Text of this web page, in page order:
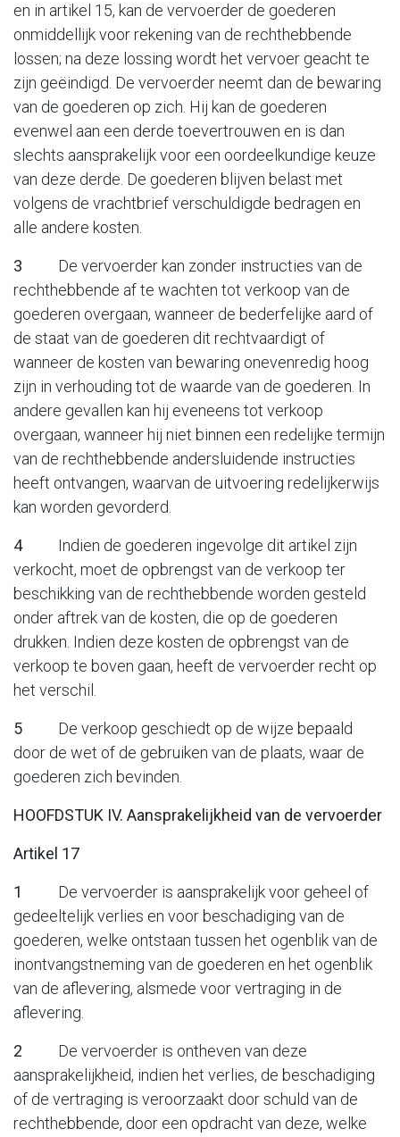
en in artikel 15, kan de vervoerder de goederen
onmiddellijk voor rekening van de rechthebbende
lossen; na deze lossing wordt het vervoer geacht te
zijn geëindigd. De vervoerder neemt dan de bewaring
van de goederen op zich. Hij kan de goederen
evenwel aan een derde toevertrouwen en is dan
slechts aansprakelijk voor een oordeelkundige keuze
van deze derde. De goederen blijven belast met
volgens de vrachtbrief verschuldigde bedragen en
alle andere kosten.
3
De vervoerder kan zonder instructies van de
rechthebbende af te wachten tot verkoop van de
goederen overgaan, wanneer de bederfelijke aard of
de staat van de goederen dit rechtvaardigt of
wanneer de kosten van bewaring onevenredig hoog
zijn in verhouding tot de waarde van de goederen. In
andere gevallen kan hij eveneens tot verkoop
overgaan, wanneer hij niet binnen een redelijke termijn
van de rechthebbende andersluidende instructies
heeft ontvangen, waarvan de uitvoering redelijkerwijs
kan worden gevorderd.
4
Indien de goederen ingevolge dit artikel zijn
verkocht, moet de opbrengst van de verkoop ter
beschikking van de rechthebbende worden gesteld
onder aftrek van de kosten, die op de goederen
drukken. Indien deze kosten de opbrengst van de
verkoop te boven gaan, heeft de vervoerder recht op
het verschil.
5
De verkoop geschiedt op de wijze bepaald
door de wet of de gebruiken van de plaats, waar de
goederen zich bevinden.
HOOFDSTUK IV. Aansprakelijkheid van de vervoerder
Artikel 17
1
De vervoerder is aansprakelijk voor geheel of
gedeeltelijk verlies en voor beschadiging van de
goederen, welke ontstaan tussen het ogenblik van de
inontvangstneming van de goederen en het ogenblik
van de aflevering, alsmede voor vertraging in de
aflevering.
2
De vervoerder is ontheven van deze
aansprakelijkheid, indien het verlies, de beschadiging
of de vertraging is veroorzaakt door schuld van de
rechthebbende, door een opdracht van deze, welke